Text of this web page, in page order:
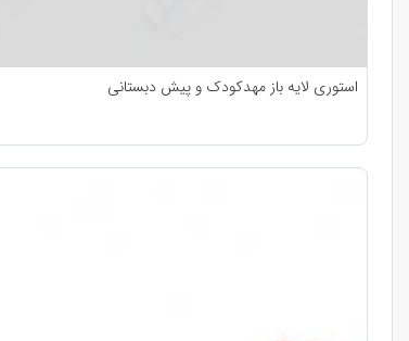
استوری لایه باز مهدکودک و پیش دبستانی